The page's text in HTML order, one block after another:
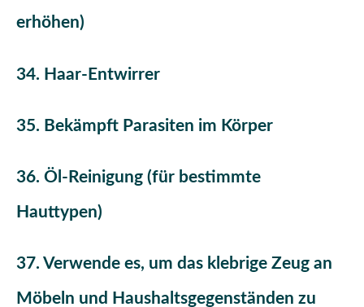
erhöhen)
34. Haar-Entwirrer
35. Bekämpft Parasiten im Körper
36. Öl-Reinigung (für bestimmte
Hauttypen)
37. Verwende es, um das klebrige Zeug an
Möbeln und Haushaltsgegenständen zu